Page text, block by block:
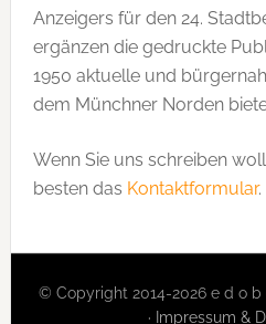
Anzeigers für den 24.
ergänzen die gedruckte
1950 aktuelle und
dem Münchner Norden
Wenn Sie uns schreiben
besten das Kontaktformular.
© Copyright 2014-2026 e d o b
· Impressum &